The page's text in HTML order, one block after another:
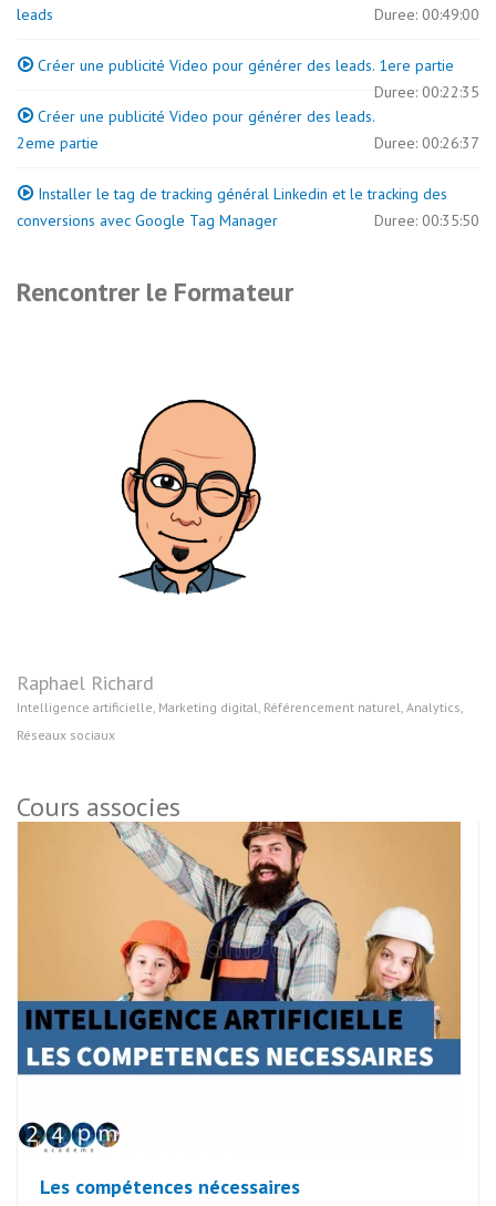
leads
Duree: 00:49:00
Créer une publicité Video pour générer des leads. 1ere partie
Duree: 00:22:35
Créer une publicité Video pour générer des leads.
2eme partie
Duree: 00:26:37
Installer le tag de tracking général Linkedin et le tracking des
conversions avec Google Tag Manager
Duree: 00:35:50
Rencontrer le Formateur
Raphael Richard
Intelligence artificielle, Marketing digital, Référencement naturel, Analytics,
Réseaux sociaux
Cours associes
Les compétences nécessaires